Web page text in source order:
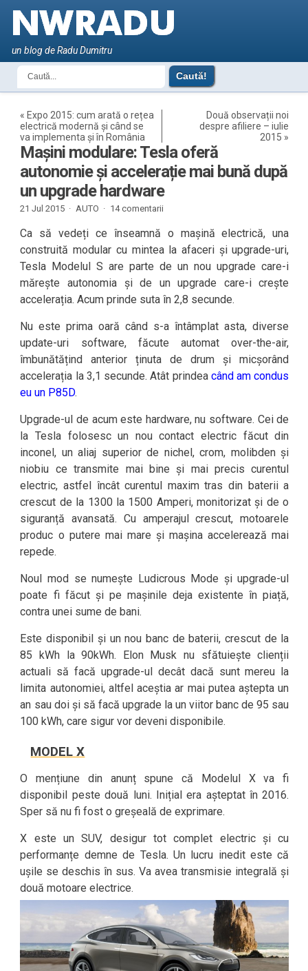
un blog de Radu Dumitru
« Expo 2015: cum arată o rețea
electrică modernă și când se
va implementa și în România
Două observații noi
despre afiliere – iulie
2015 »
Mașini modulare: Tesla oferă
autonomie și accelerație mai bună după
un upgrade hardware
21 Jul 2015 · AUTO · 14 comentarii
Ca să vedeți ce înseamnă o mașină electrică, una
construită modular cu mintea la afaceri și upgrade-uri,
Tesla Modelul S are parte de un nou upgrade care-i
mărește autonomia și de un upgrade care-i crește
accelerația. Acum prinde suta în 2,8 secunde.
Nu este prima oară când s-a întâmplat asta, diverse
update-uri software, făcute automat over-the-air,
îmbunătățind anterior ținuta de drum și micșorând
accelerația la 3,1 secunde. Atât prindea când am condus
eu un P85D.
Upgrade-ul de acum este hardware, nu software. Cei de
la Tesla folosesc un nou contact electric făcut din
inconel, un aliaj superior de nichel, crom, molibden și
niobiu ce transmite mai bine și mai precis curentul
electric, astfel încât curentul maxim tras din baterii a
crescut de la 1300 la 1500 Amperi, monitorizat și de o
siguranță avansată. Cu amperajul crescut, motoarele
produc o putere mai mare și mașina accelerează mai
repede.
Noul mod se numește Ludicrous Mode și upgrade-ul
poate fi făcut și pe mașinile deja existente în piață,
contra unei sume de bani.
Este disponibil și un nou banc de baterii, crescut de la
85 kWh la 90kWh. Elon Musk nu sfătuiește clienții
actuali să facă upgrade-ul decât dacă sunt mereu la
limita autonomiei, altfel aceștia ar mai putea aștepta un
an sau doi și să facă upgrade la un viitor banc de 95 sau
100 kWh, care sigur vor deveni disponibile.
MODEL X
O mențiune din anunț spune că Modelul X va fi
disponibil peste două luni. Inițial era așteptat în 2016.
Sper să nu fi fost o greșeală de exprimare.
X este un SUV, desigur tot complet electric și cu
performanțe demne de Tesla. Un lucru inedit este că
ușile se deschis în sus. Va avea transmisie integrală și
două motoare electrice.